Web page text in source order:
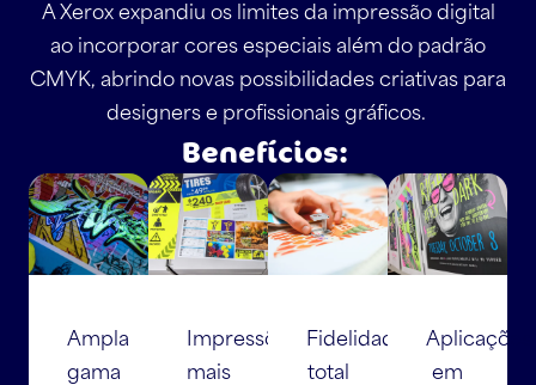
A Xerox expandiu os limites da impressão digital
ao incorporar cores especiais além do padrão
CMYK, abrindo novas possibilidades criativas para
designers e profissionais gráficos.
Benefícios:
Ampla
gama
Impressões
mais
Fidelidade
total
Aplicações
em